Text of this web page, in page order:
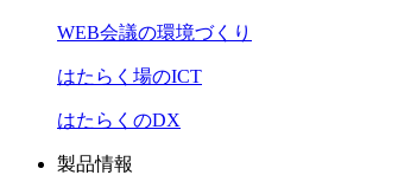
WEB会議の環境づくり
はたらく場のICT
はたらくのDX
製品情報